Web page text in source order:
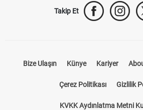
Takip Et
Bize Ulaşın Künye Kariyer
Çerez Politikası Gizlilik
KVKK Aydınlatma Metni